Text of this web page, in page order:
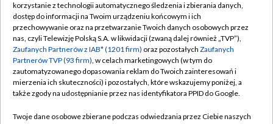
TVP
Abonament TVP
Emisja w TVP
Centrum informacji TVP
Naziemna Telewizja Cyfrowa
Regulamin TVP
Polityka prywatności
Moje zgody
Pomoc
korzystanie z technologii automatycznego śledzenia i zbierania danych,
dostęp do informacji na Twoim urządzeniu końcowym i ich
przechowywanie oraz na przetwarzanie Twoich danych osobowych przez
nas, czyli Telewizję Polską S.A. w likwidacji (zwaną dalej również „TVP”),
Zaufanych Partnerów z IAB* (1201 firm) oraz pozostałych Zaufanych
Partnerów TVP (93 firm), w celach marketingowych (w tym do
zautomatyzowanego dopasowania reklam do Twoich zainteresowań i
mierzenia ich skuteczności) i pozostałych, które wskazujemy poniżej, a
także zgody na udostępnianie przez nas identyfikatora PPID do Google.
Twoje dane osobowe zbierane podczas odwiedzania przez Ciebie naszych